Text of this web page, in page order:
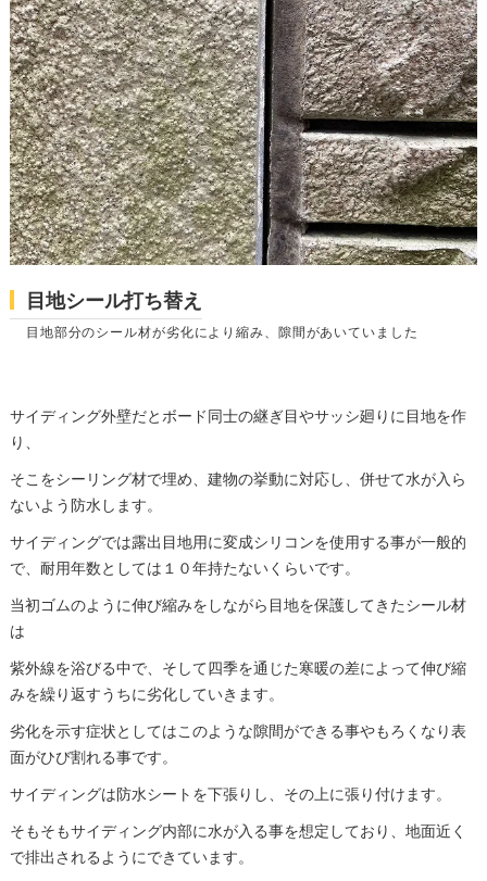
目地シール打ち替え
目地部分のシール材が劣化により縮み、隙間があいていました
サイディング外壁だとボード同士の継ぎ目やサッシ廻りに目地を作
り、
そこをシーリング材で埋め、建物の挙動に対応し、併せて水が入ら
ないよう防水します。
サイディングでは露出目地用に変成シリコンを使用する事が一般的
で、耐用年数としては１０年持たないくらいです。
当初ゴムのように伸び縮みをしながら目地を保護してきたシール材
は
紫外線を浴びる中で、そして四季を通じた寒暖の差によって伸び縮
みを繰り返すうちに劣化していきます。
劣化を示す症状としてはこのような隙間ができる事やもろくなり表
面がひび割れる事です。
サイディングは防水シートを下張りし、その上に張り付けます。
そもそもサイディング内部に水が入る事を想定しており、地面近く
で排出されるようにできています。